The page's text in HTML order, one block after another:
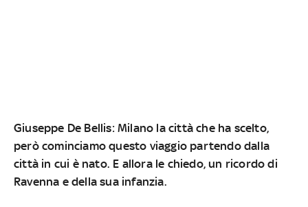
Giuseppe De Bellis: Milano la città che ha scelto,
però cominciamo questo viaggio partendo dalla
città in cui è nato. E allora le chiedo, un ricordo di
Ravenna e della sua infanzia.